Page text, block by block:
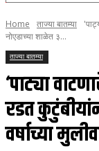
Home ताज्या बातम्या
नोएडाच्या शाळेत ३...
ताज्या बातम्या
‘पाट्या
रडत
वर्षाच्या